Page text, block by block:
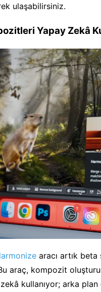
ulaşabilirsiniz.
Yapay Zekâ
aracı artık beta
araç, kompozit
kullanıyor; arka plan